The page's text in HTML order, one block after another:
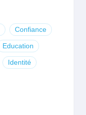
Confiance
Education
Identité